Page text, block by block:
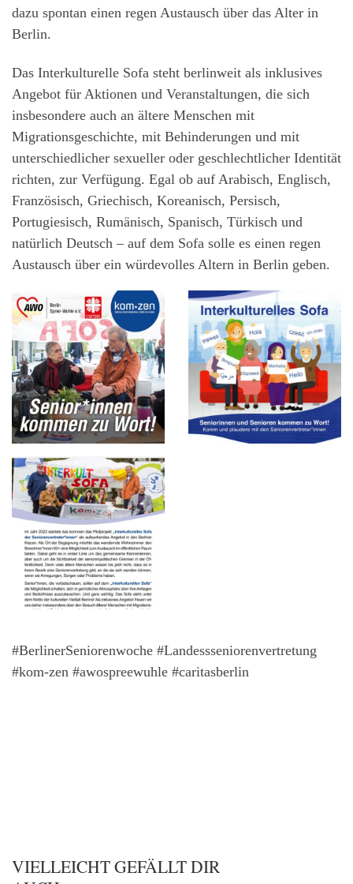
dazu spontan einen regen Austausch über das Alter in
Berlin.
Das Interkulturelle Sofa steht berlinweit als inklusives
Angebot für Aktionen und Veranstaltungen, die sich
insbesondere auch an ältere Menschen mit
Migrationsgeschichte, mit Behinderungen und mit
unterschiedlicher sexueller oder geschlechtlicher Identität
richten, zur Verfügung. Egal ob auf Arabisch, Englisch,
Französisch, Griechisch, Koreanisch, Persisch,
Portugiesisch, Rumänisch, Spanisch, Türkisch und
natürlich Deutsch – auf dem Sofa solle es einen regen
Austausch über ein würdevolles Altern in Berlin geben.
#BerlinerSeniorenwoche #Landessseniorenvertretung
#kom-zen #awospreewuhle #caritasberlin
VIELLEICHT GEFÄLLT DIR